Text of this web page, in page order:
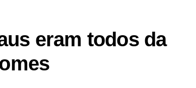
eram todos da